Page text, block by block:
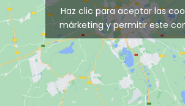
Haz clic para aceptar las
márketing y permitir este